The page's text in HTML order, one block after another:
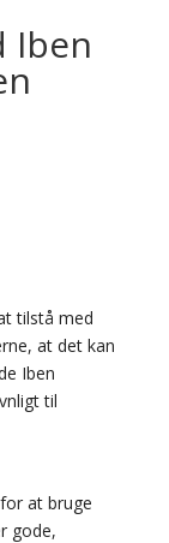
Iben
tilstå med
at det kan
Iben
til
at bruge
gode,